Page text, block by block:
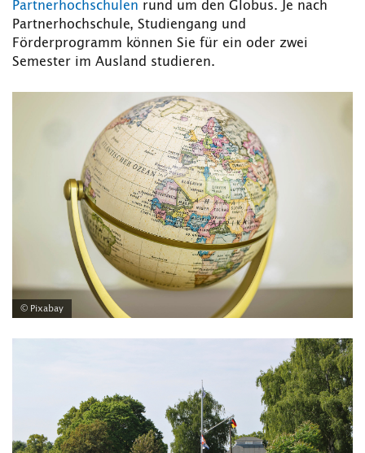
Partnerhochschulen rund um den Globus. Je nach
Partnerhochschule, Studiengang und
Förderprogramm können Sie für ein oder zwei
Semester im Ausland studieren.
© Pixabay